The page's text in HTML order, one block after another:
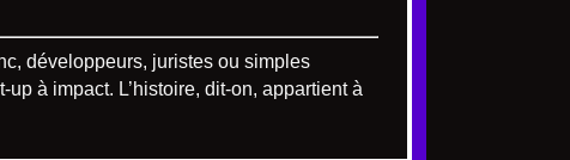
développeurs, juristes ou simples
à impact. L’histoire, dit-on, appartient à